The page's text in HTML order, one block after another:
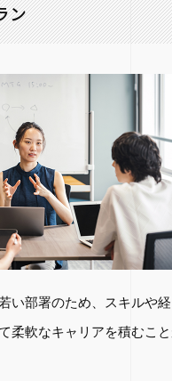
ン
い部署のため、スキルや経
柔軟なキャリアを積むこ